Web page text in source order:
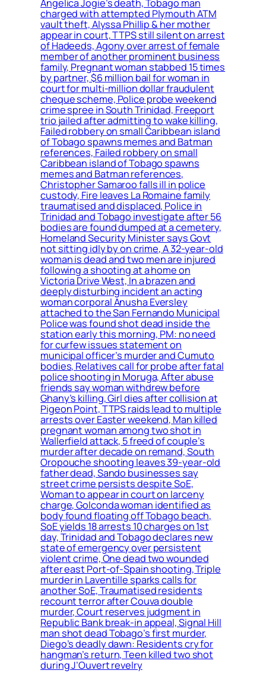
Angelica Jogie’s death, Tobago man
charged with attempted Plymouth ATM
vault theft, Alyssa Phillip & her mother
appear in court, TTPS still silent on arrest
of Hadeeds, Agony over arrest of female
member of another prominent business
family, Pregnant woman stabbed 15 times
by partner, $6 million bail for woman in
court for multi-million dollar fraudulent
cheque scheme, Police probe weekend
crime spree in South Trinidad, Freeport
trio jailed after admitting to wake killing,
Failed robbery on small Caribbean island
of Tobago spawns memes and Batman
references, Failed robbery on small
Caribbean island of Tobago spawns
memes and Batman references,
Christopher Samaroo falls ill in police
custody, Fire leaves La Romaine family
traumatised and displaced, Police in
Trinidad and Tobago investigate after 56
bodies are found dumped at a cemetery,
Homeland Security Minister says Govt
not sitting idly by on crime, A 32-year-old
woman is dead and two men are injured
following a shooting at a home on
Victoria Drive West, In a brazen and
deeply disturbing incident an acting
woman corporal Anusha Eversley
attached to the San Fernando Municipal
Police was found shot dead inside the
station early this morning, PM: no need
for curfew issues statement on
municipal officer’s murder and Cumuto
bodies, Relatives call for probe after fatal
police shooting in Moruga, After abuse
friends say woman withdrew before
Ghany’s killing, Girl dies after collision at
Pigeon Point, TTPS raids lead to multiple
arrests over Easter weekend, Man killed
pregnant woman among two shot in
Wallerfield attack, 5 freed of couple’s
murder after decade on remand, South
Oropouche shooting leaves 39-year-old
father dead, Sando businesses say
street crime persists despite SoE,
Woman to appear in court on larceny
charge, Golconda woman identified as
body found floating off Tobago beach,
SoE yields 18 arrests 10 charges on 1st
day, Trinidad and Tobago declares new
state of emergency over persistent
violent crime, One dead two wounded
after east Port-of-Spain shooting, Triple
murder in Laventille sparks calls for
another SoE, Traumatised residents
recount terror after Couva double
murder, Court reserves judgment in
Republic Bank break-in appeal, Signal Hill
man shot dead Tobago’s first murder,
Diego’s deadly dawn: Residents cry for
hangman’s return, Teen killed two shot
during J’Ouvert revelry